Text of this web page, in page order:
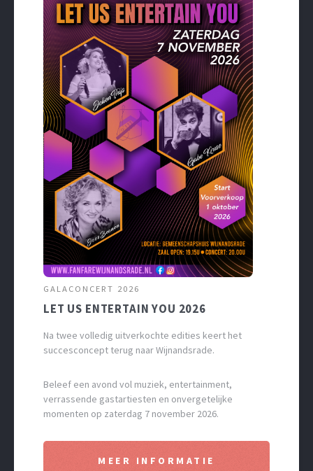
GALACONCERT 2026
LET US ENTERTAIN YOU 2026
Na twee volledig uitverkochte edities keert het
succesconcept terug naar Wijnandsrade.
Beleef een avond vol muziek, entertainment,
verrassende gastartiesten en onvergetelijke
momenten op zaterdag 7 november 2026.
MEER INFORMATIE